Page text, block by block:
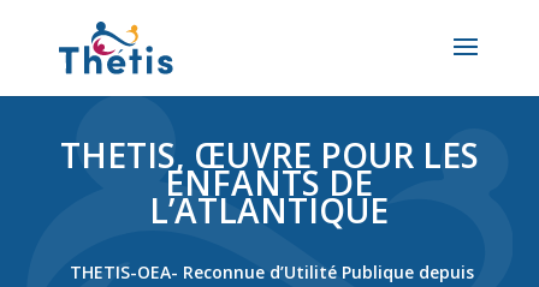
THETIS, ŒUVRE POUR LES
ENFANTS DE
L’ATLANTIQUE
THETIS-OEA- Reconnue d’Utilité Publique depuis